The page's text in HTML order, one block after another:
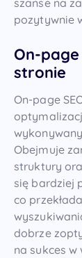
szanse na
pozytywnie
On-
stronie
On-page
Obejmuje
struktury
się bardziej
co
dobrze
na sukces